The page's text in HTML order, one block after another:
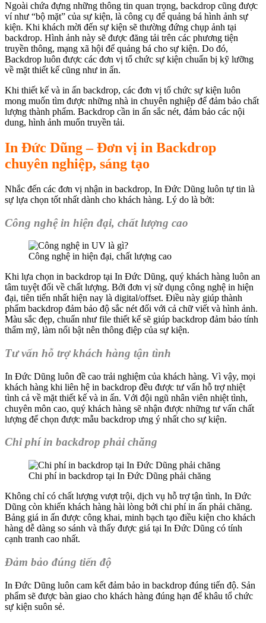
Ngoài chứa đựng những thông tin quan trọng, backdrop cũng được
ví như “bộ mặt” của sự kiện, là công cụ để quảng bá hình ảnh sự
kiện. Khi khách mời đến sự kiện sẽ thường đứng chụp ảnh tại
backdrop. Hình ảnh này sẽ được đăng tải trên các phương tiện
truyền thông, mạng xã hội để quảng bá cho sự kiện. Do đó,
Backdrop luôn được các đơn vị tổ chức sự kiện chuẩn bị kỹ lưỡng
về mặt thiết kế cũng như in ấn.
Khi thiết kế và in ấn backdrop, các đơn vị tổ chức sự kiện luôn
mong muốn tìm được những nhà in chuyên nghiệp để đảm bảo chất
lượng thành phẩm. Backdrop cần in ấn sắc nét, đảm bảo các nội
dung, hình ảnh muốn truyền tải.
In Đức Dũng – Đơn vị in Backdrop
chuyên nghiệp, sáng tạo
Nhắc đến các đơn vị nhận in backdrop, In Đức Dũng luôn tự tin là
sự lựa chọn tốt nhất dành cho khách hàng. Lý do là bởi:
Công nghệ in hiện đại, chất lượng cao
Công nghệ in hiện đại, chất lượng cao
Khi lựa chọn in backdrop tại In Đức Dũng, quý khách hàng luôn an
tâm tuyệt đối về chất lượng. Bởi đơn vị sử dụng công nghệ in hiện
đại, tiên tiến nhất hiện nay là digital/offset. Điều này giúp thành
phẩm backdrop đảm bảo độ sắc nét đối với cả chữ viết và hình ảnh.
Màu sắc đẹp, chuẩn như file thiết kế sẽ giúp backdrop đảm bảo tính
thẩm mỹ, làm nổi bật nên thông điệp của sự kiện.
Tư vấn hỗ trợ khách hàng tận tình
In Đức Dũng luôn đề cao trải nghiệm của khách hàng. Vì vậy, mọi
khách hàng khi liên hệ in backdrop đều được tư vấn hỗ trợ nhiệt
tình cả về mặt thiết kế và in ấn. Với đội ngũ nhân viên nhiệt tình,
chuyên môn cao, quý khách hàng sẽ nhận được những tư vấn chất
lượng để chọn được mẫu backdrop ưng ý nhất cho sự kiện.
Chi phí in backdrop phải chăng
Chi phí in backdrop tại In Đức Dũng phải chăng
Không chỉ có chất lượng vượt trội, dịch vụ hỗ trợ tận tình, In Đức
Dũng còn khiến khách hàng hài lòng bởi chi phí in ấn phải chăng.
Bảng giá in ấn được công khai, minh bạch tạo điều kiện cho khách
hàng dễ dàng so sánh và thấy được giá tại In Đức Dũng có tính
cạnh tranh cao nhất.
Đảm bảo đúng tiến độ
In Đức Dũng luôn cam kết đảm bảo in backdrop đúng tiến độ. Sản
phẩm sẽ được bàn giao cho khách hàng đúng hạn để khâu tổ chức
sự kiện suôn sẻ.